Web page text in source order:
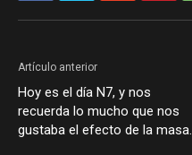
Artículo anterior
Hoy es el día N7, y nos
recuerda lo mucho que nos
gustaba el efecto de la masa.